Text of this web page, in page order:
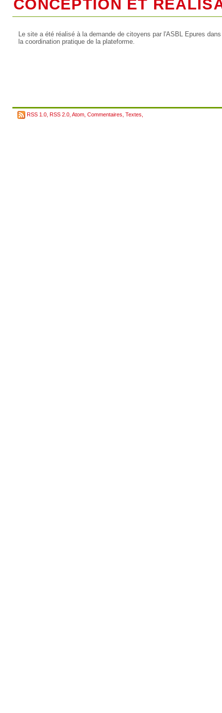
CONCEPTION ET
Le site a été réalisé à la demande de citoyens par l'ASBL Epures
la coordination pratique de la plateforme.
RSS 1.0 RSS 2.0 Atom Commentaires Textes